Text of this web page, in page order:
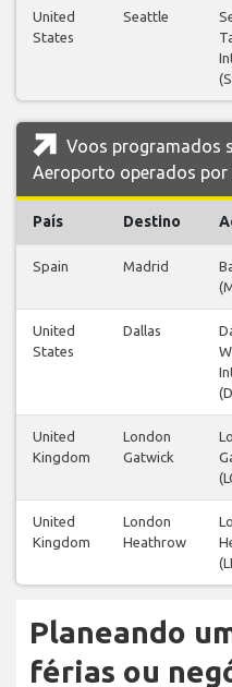
United
States
Seattle
Voos programados
Aeroporto operados por
País Destino
Spain Madrid
United
States
Dallas
United
Kingdom
London
Gatwick
United
Kingdom
London
Heathrow
Planeando
férias ou